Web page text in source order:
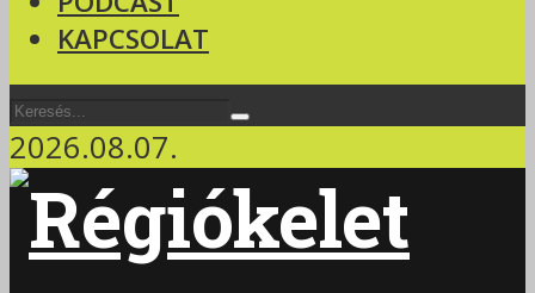
KAPCSOLAT
2026.08.07.